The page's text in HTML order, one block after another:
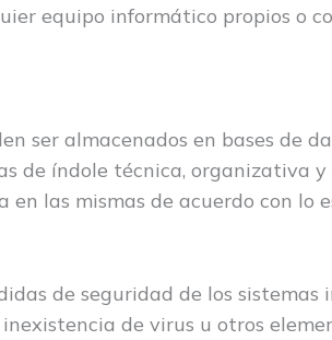
equipo informático propios o
ser almacenados en bases de
de índole técnica, organizativa
las mismas de acuerdo con
de seguridad de los
de virus u otros